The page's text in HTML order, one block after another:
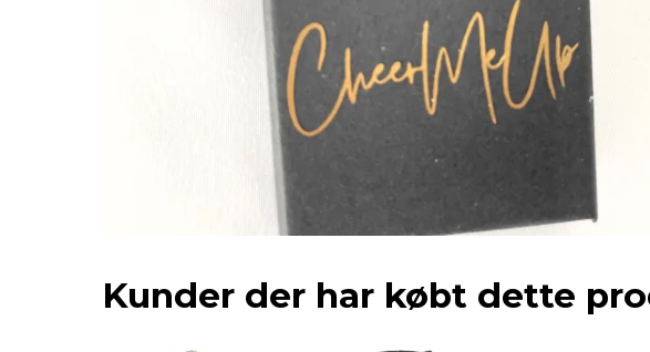
Kunder der har købt dette